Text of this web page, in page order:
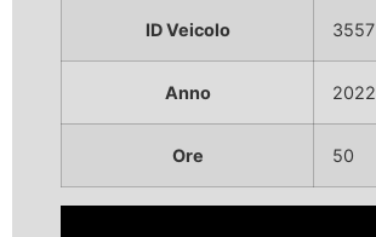
ID Veicolo 3557
Anno 2022
Ore 50